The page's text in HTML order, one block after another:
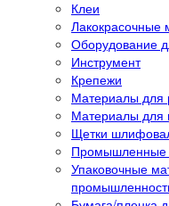
Клеи
Лакокрасочные
Оборудование
Инструмент
Крепежи
Материалы для
Материалы для
Щетки
Промышленные
Упаковочные